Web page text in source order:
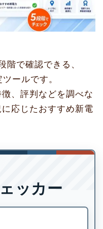
階で確認できる、
ールです。
、評判などを調べな
応じたおすすめ新電
ッカー